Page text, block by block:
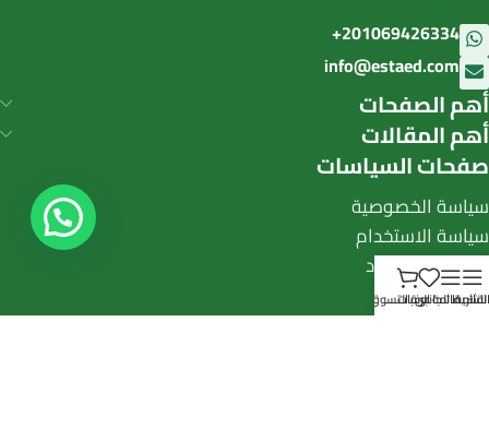
201069426334+
info@estaed.com
أهم الصفحات
أهم المقالات
صفحات السياسات
سياسة الخصوصية
سياسة الاستخدام
سياسة الاسترداد
القائمة
الشريط الجانبي
قائمة الرغبات
عربة التسوق